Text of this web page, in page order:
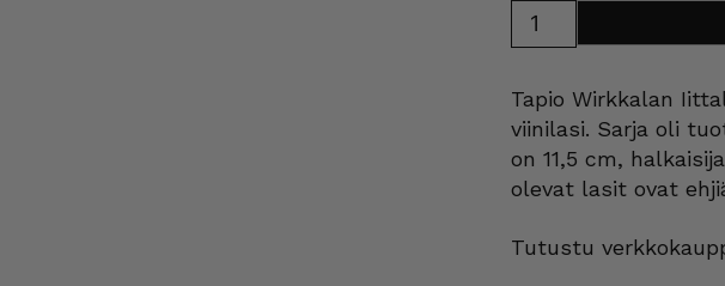
Mitro
määrä
Tapio Wirkkalan
viinilasi. Sarja oli
on 11,5 cm,
olevat lasit ovat
Tutustu